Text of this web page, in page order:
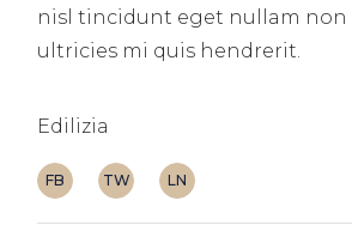
nisl tincidunt eget nullam non
ultricies mi quis hendrerit.
Edilizia
FB TW LN